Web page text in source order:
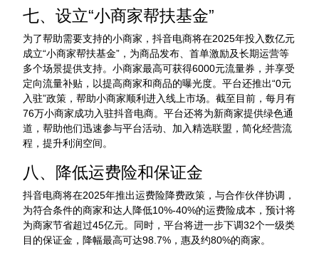
七、设立“小商家帮扶基金”
为了帮助需要支持的小商家，抖音电商将在2025年投入数亿元
成立“小商家帮扶基金”，为商品发布、首单激励及长期运营等
多个场景提供支持。小商家最高可获得6000元流量券，并享受
定向流量补贴，以提高商家和商品的曝光度。平台还推出“0元
入驻”政策，帮助小商家顺利进入线上市场。截至目前，每月有
76万小商家成功入驻抖音电商。平台还将为新商家提供绿色通
道，帮助他们迅速参与平台活动、加入精选联盟，简化经营流
程，提升利润空间。
八、降低运费险和保证金
抖音电商将在2025年推出运费险降费政策，与合作伙伴协调，
为符合条件的商家和达人降低10%-40%的运费险成本，预计将
为商家节省超过45亿元。同时，平台将进一步下调32个一级类
目的保证金，降幅最高可达98.7%，惠及约80%的商家。